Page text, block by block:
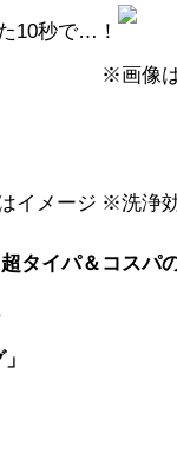
10秒で…！
※画像
イメージ ※洗浄
タイパ＆コスパ